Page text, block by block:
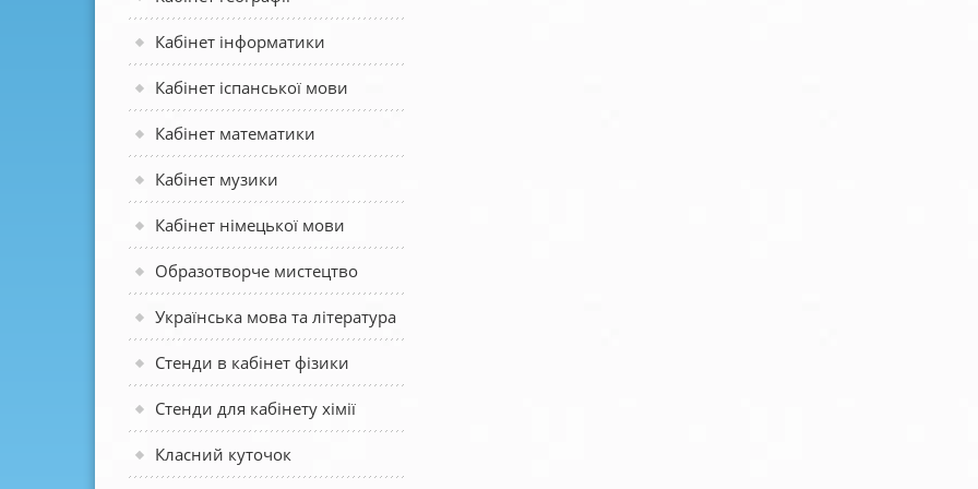
Кабінет інформатики
Кабінет іспанської мови
Кабінет математики
Кабінет музики
Кабінет німецької мови
Образотворче мистецтво
Українська мова та література
Стенди в кабінет фізики
Стенди для кабінету хімії
Класний куточок